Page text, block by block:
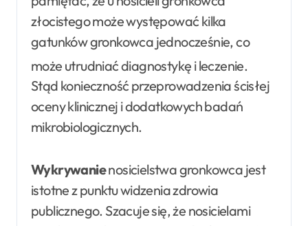
złocistego może występować kilka
gatunków gronkowca jednocześnie, co
może utrudniać diagnostykę i leczenie.
Stąd konieczność przeprowadzenia ścisłej
oceny klinicznej i dodatkowych badań
mikrobiologicznych.
Wykrywanienosicielstwa gronkowca jest
istotne z punktu widzenia zdrowia
publicznego. Szacuje się, że nosicielami